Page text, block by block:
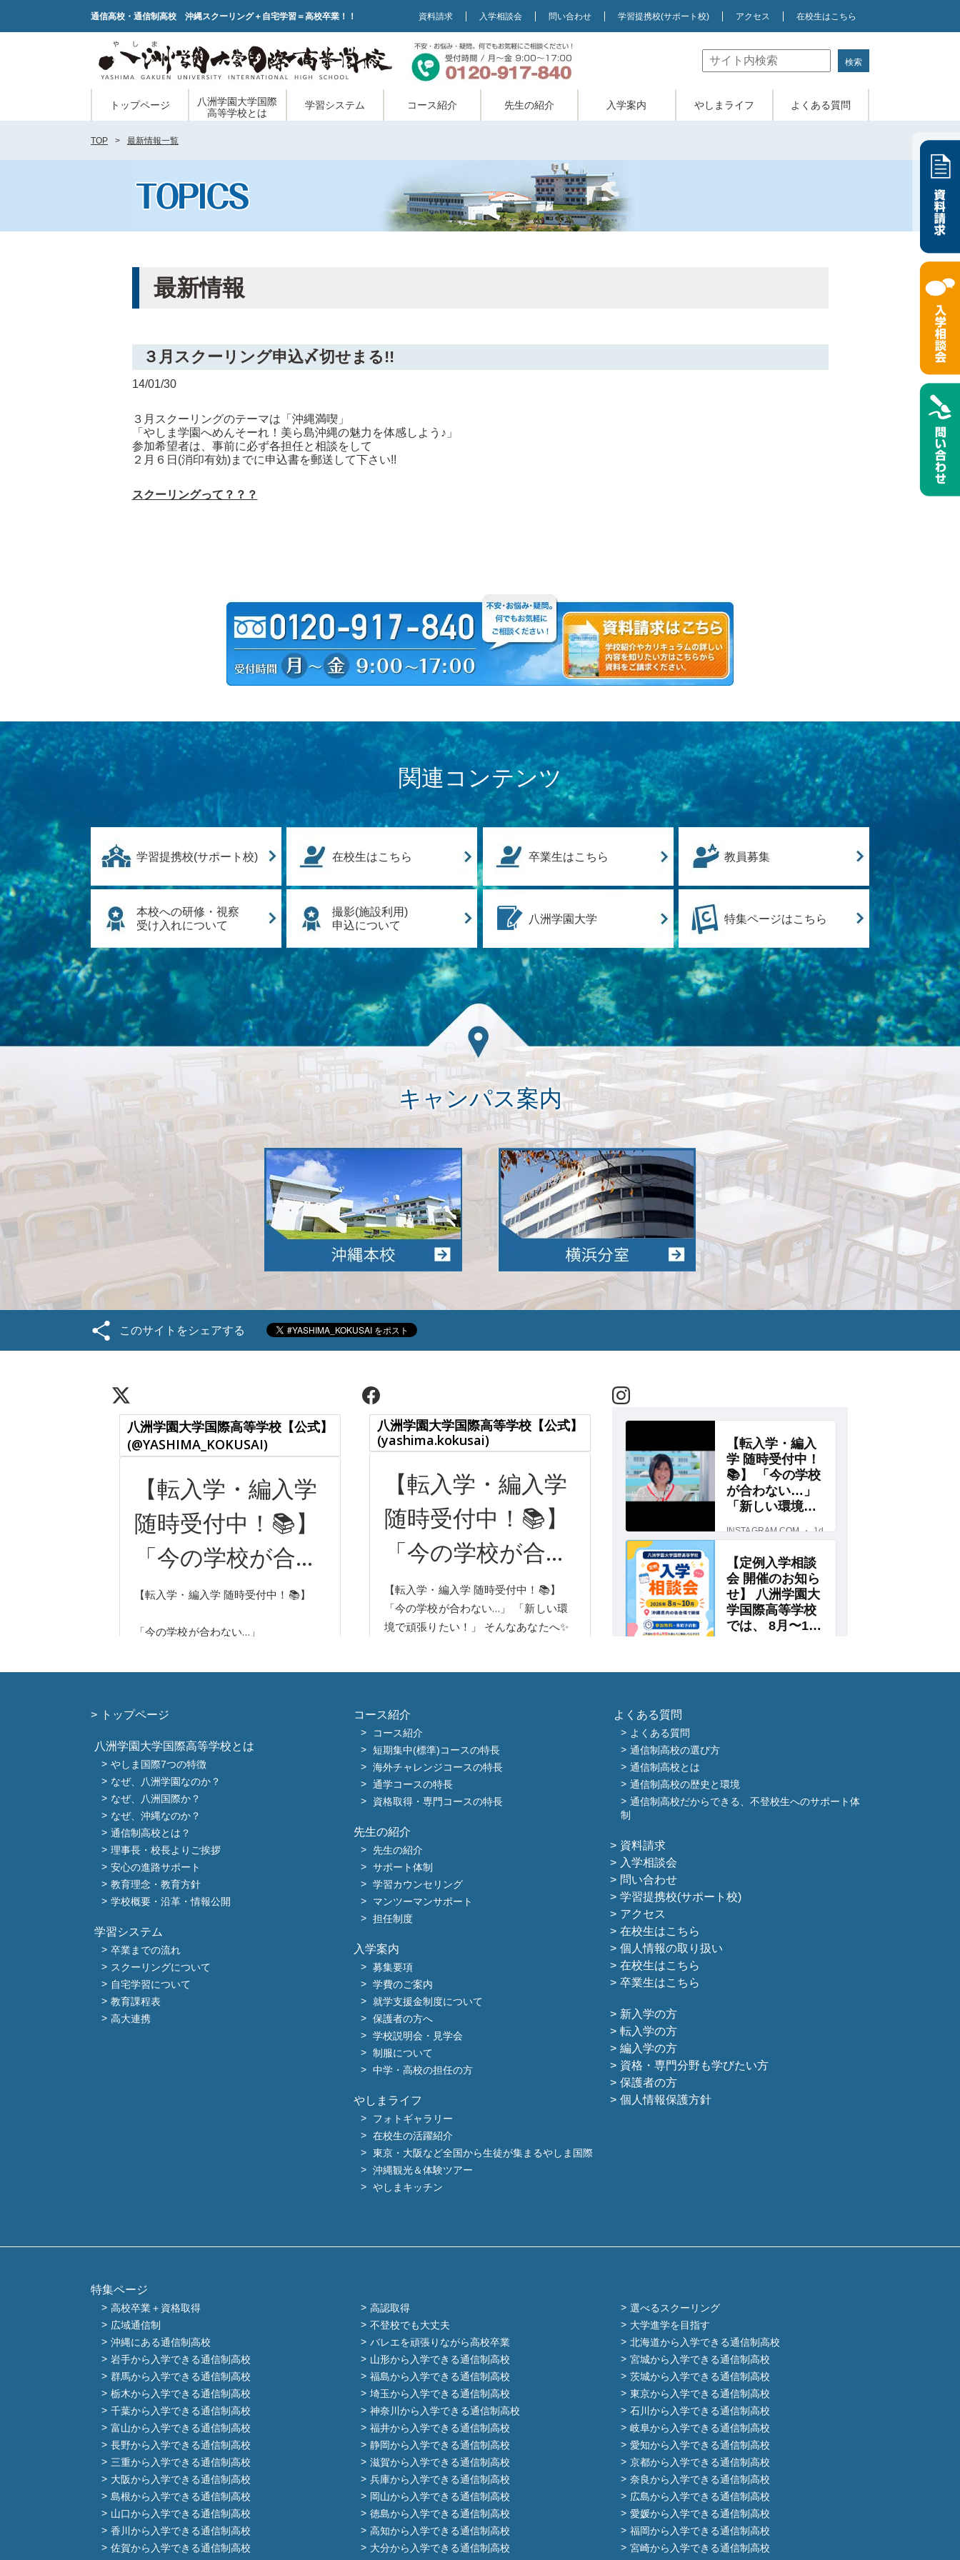
通信高校・通信制高校 沖縄スクーリング＋自宅学習＝高校卒業！！ 資料請求 入学相談会 問い合わせ 学習提携校(サポート校) アクセス 在校生はこちら
トップページ
八洲学園大学国際
高等学校とは
学習システム コース紹介 先生の紹介 入学案内 やしまライフ よくある質問
TOP 最新情報一覧
最新情報
３月スクーリング申込〆切せまる!!
14/01/30
３月スクーリングのテーマは「沖縄満喫」
「やしま学園へめんそーれ！美ら島沖縄の魅力を体感しよう♪」
参加希望者は、事前に必ず各担任と相談をして
２月６日(消印有効)までに申込書を郵送して下さい!!
スクーリングって？？？
関連コンテンツ
学習提携校(サポート校) 在校生はこちら 卒業生はこちら 教員募集
本校への研修・視察
受け入れについて
撮影(施設利用)
申込について
八洲学園大学 特集ページはこちら
キャンパス案内
このサイトをシェアする
トップページ
八洲学園大学国際高等学校とは
やしま国際7つの特徴
なぜ、八洲学園なのか？
なぜ、八洲国際か？
なぜ、沖縄なのか？
通信制高校とは？
理事長・校長よりご挨拶
安心の進路サポート
教育理念・教育方針
学校概要・沿革・情報公開
学習システム
卒業までの流れ
スクーリングについて
自宅学習について
教育課程表
高大連携
コース紹介
コース紹介
短期集中(標準)コースの特長
海外チャレンジコースの特長
通学コースの特長
資格取得・専門コースの特長
先生の紹介
先生の紹介
サポート体制
学習カウンセリング
マンツーマンサポート
担任制度
入学案内
募集要項
学費のご案内
就学支援金制度について
保護者の方へ
学校説明会・見学会
制服について
中学・高校の担任の方
やしまライフ
フォトギャラリー
在校生の活躍紹介
東京・大阪など全国から生徒が集まるやしま国際
沖縄観光＆体験ツアー
やしまキッチン
よくある質問
よくある質問
通信制高校の選び方
通信制高校とは
通信制高校の歴史と環境
通信制高校だからできる、不登校生へのサポート体
制
資料請求
入学相談会
問い合わせ
学習提携校(サポート校)
アクセス
在校生はこちら
個人情報の取り扱い
在校生はこちら
卒業生はこちら
新入学の方
転入学の方
編入学の方
資格・専門分野も学びたい方
保護者の方
個人情報保護方針
特集ページ
高校卒業＋資格取得 高認取得
選べるスクーリング
広域通信制
不登校でも大丈夫
大学進学を目指す
沖縄にある通信制高校
バレエを頑張りながら高校卒業
北海道から入学できる通信制高校
岩手から入学できる通信制高校
山形から入学できる通信制高校
宮城から入学できる通信制高校
群馬から入学できる通信制高校
福島から入学できる通信制高校
茨城から入学できる通信制高校
栃木から入学できる通信制高校
埼玉から入学できる通信制高校
東京から入学できる通信制高校
千葉から入学できる通信制高校
神奈川から入学できる通信制高校
石川から入学できる通信制高校
富山から入学できる通信制高校
福井から入学できる通信制高校
岐阜から入学できる通信制高校
長野から入学できる通信制高校
静岡から入学できる通信制高校
愛知から入学できる通信制高校
三重から入学できる通信制高校
滋賀から入学できる通信制高校
京都から入学できる通信制高校
大阪から入学できる通信制高校
兵庫から入学できる通信制高校
奈良から入学できる通信制高校
島根から入学できる通信制高校
岡山から入学できる通信制高校
広島から入学できる通信制高校
山口から入学できる通信制高校
徳島から入学できる通信制高校
愛媛から入学できる通信制高校
香川から入学できる通信制高校
高知から入学できる通信制高校
福岡から入学できる通信制高校
佐賀から入学できる通信制高校
大分から入学できる通信制高校
宮崎から入学できる通信制高校